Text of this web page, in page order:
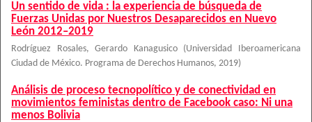
Un sentido de vida : la experiencia de búsqueda de
Fuerzas Unidas por Nuestros Desaparecidos en Nuevo
León 2012–2019
Rodríguez Rosales, Gerardo Kanagusico (Universidad Iberoamericana
Ciudad de México. Programa de Derechos Humanos, 2019)
Análisis de proceso tecnopolítico y de conectividad en
movimientos feministas dentro de Facebook caso: Ni una
menos Bolivia